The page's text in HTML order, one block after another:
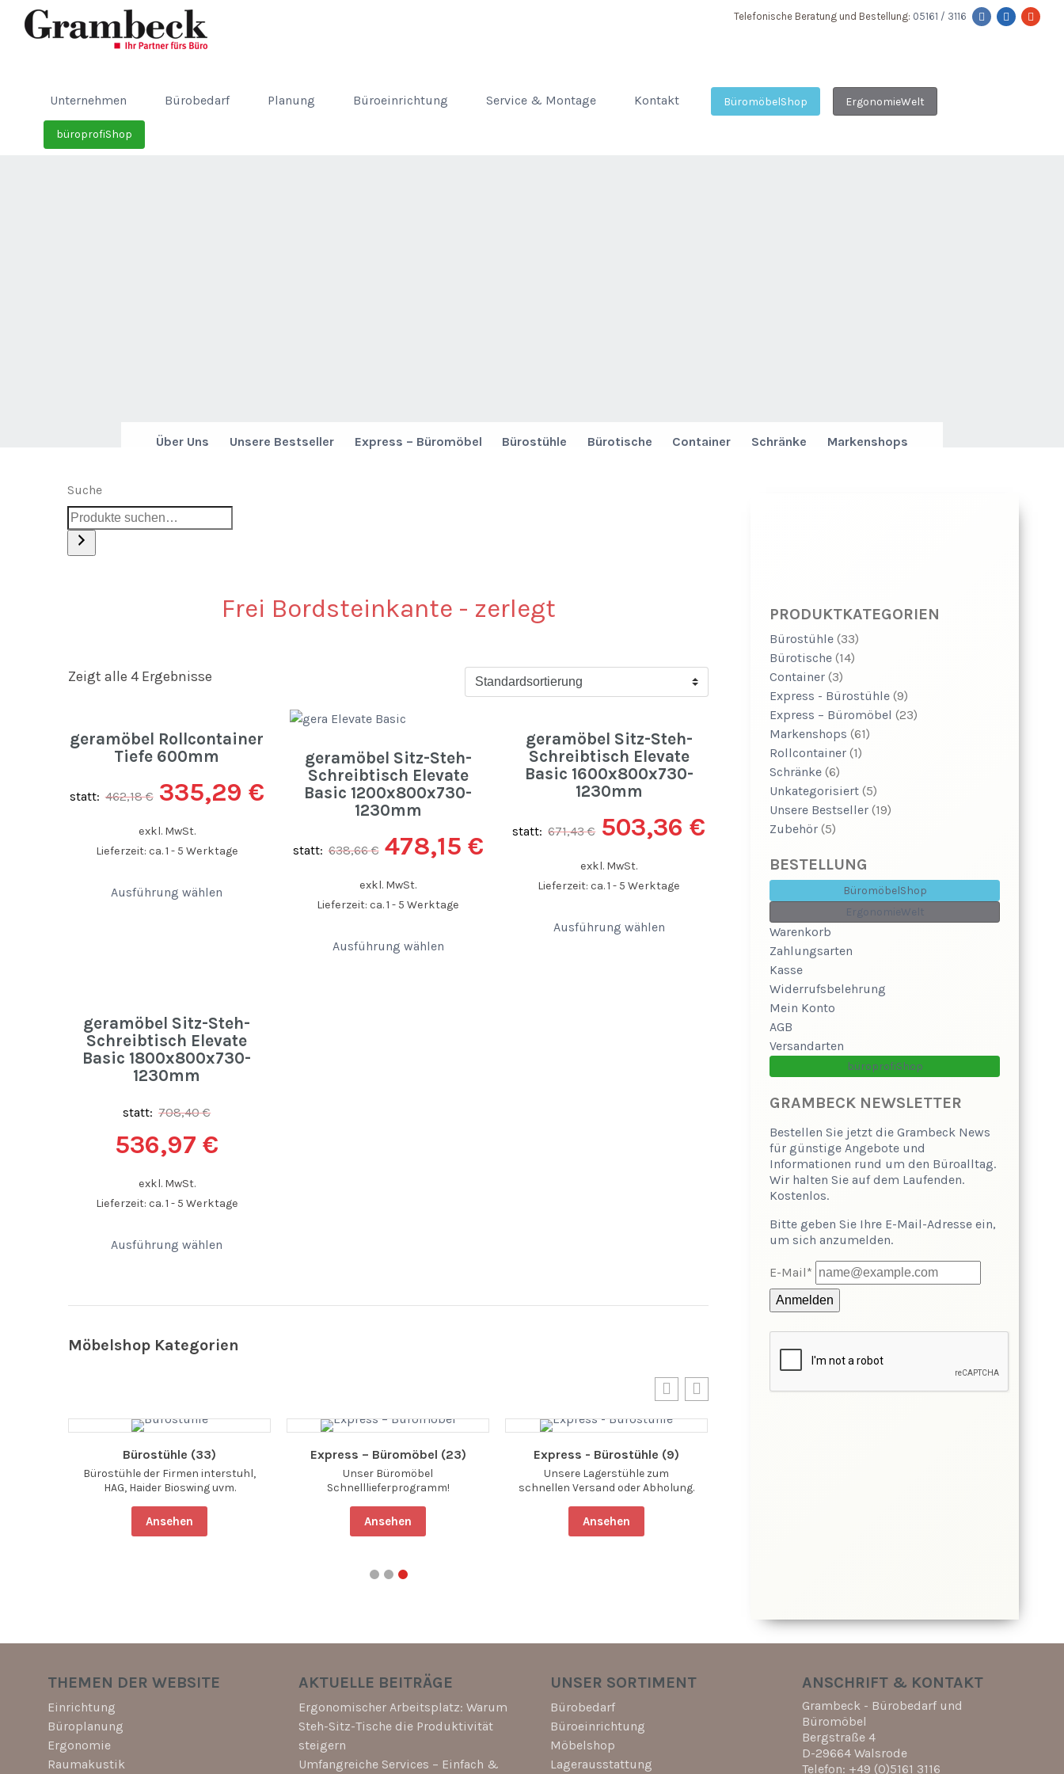
Telefonische Beratung und Bestellung: 05161 / 3116
Unternehmen Bürobedarf Planung Büroeinrichtung Service & Montage Kontakt BüromöbelShop ErgonomieWelt
büroprofiShop
Über Uns Unsere Bestseller Express – Büromöbel Bürostühle Bürotische Container Schränke Markenshops
Suche
Frei Bordsteinkante - zerlegt
Zeigt alle 4 Ergebnisse
geramöbel Rollcontainer
Tiefe 600mm
statt: 462,18€ 335,29 €
exkl. MwSt.
Lieferzeit: ca. 1 - 5 Werktage
Ausführung wählen
geramöbel Sitz-Steh-
Schreibtisch Elevate
Basic 1200x800x730-
1230mm
statt: 638,66€ 478,15 €
exkl. MwSt.
Lieferzeit: ca. 1 - 5 Werktage
Ausführung wählen
geramöbel Sitz-Steh-
Schreibtisch Elevate
Basic 1600x800x730-
1230mm
statt: 671,43€ 503,36€
exkl. MwSt.
Lieferzeit: ca. 1 - 5 Werktage
Ausführung wählen
geramöbel Sitz-Steh-
Schreibtisch Elevate
Basic 1800x800x730-
1230mm
statt: 708,40€
536,97€
exkl. MwSt.
Lieferzeit: ca. 1 - 5 Werktage
Ausführung wählen
Möbelshop Kategorien
Bürostühle (33)
Bürostühle der Firmen interstuhl,
HAG, Haider Bioswing uvm.
Ansehen
Express – Büromöbel (23)
Unser Büromöbel
Schnelllieferprogramm!
Ansehen
Express - Bürostühle (9)
Unsere Lagerstühle zum
schnellen Versand oder Abholung.
Ansehen
PRODUKTKATEGORIEN
Bürostühle (33)
Bürotische (14)
Container (3)
Express - Bürostühle (9)
Express – Büromöbel (23)
Markenshops (61)
Rollcontainer (1)
Schränke (6)
Unkategorisiert (5)
Unsere Bestseller (19)
Zubehör (5)
BESTELLUNG
BüromöbelShop
ErgonomieWelt
Warenkorb
Zahlungsarten
Kasse
Widerrufsbelehrung
Mein Konto
AGB
Versandarten
büroprofiShop
GRAMBECK NEWSLETTER
Bestellen Sie jetzt die Grambeck News
für günstige Angebote und
Informationen rund um den Büroalltag.
Wir halten Sie auf dem Laufenden.
Kostenlos.
Bitte geben Sie Ihre E-Mail-Adresse ein,
um sich anzumelden.
E-Mail*
Anmelden
THEMEN DER WEBSITE
Einrichtung
Büroplanung
Ergonomie
Raumakustik
AKTUELLE BEITRÄGE
Ergonomischer Arbeitsplatz: Warum
Steh-Sitz-Tische die Produktivität
steigern
Umfangreiche Services – Einfach &
UNSER SORTIMENT
Bürobedarf
Büroeinrichtung
Möbelshop
Lagerausstattung
ANSCHRIFT & KONTAKT
Grambeck - Bürobedarf und
Büromöbel
Bergstraße 4
D-29664 Walsrode
Telefon: +49 (0)5161 3116